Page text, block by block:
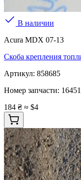
В наличии
Acura MDX 07-13
Скоба крепления
Артикул: 858685
Номер запчасти:
184 ₴ ≈ $4